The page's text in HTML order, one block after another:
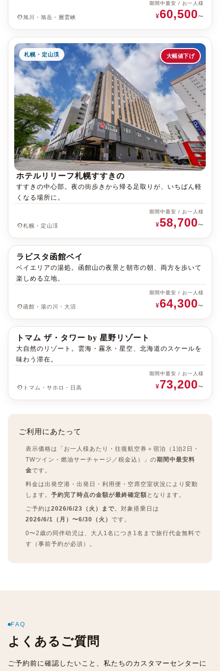
place旭川・旭岳・層雲峡
期間中最安 / お一人様
¥60,500〜
札幌・定山渓 大幅値下げ
ホテルリリーフ札幌すすきの
すすきの中心部。夜の街歩きから帰る足取りが、いちばん軽
くなる場所に。
place札幌・定山渓
期間中最安 / お一人様
¥58,700〜
[ ラビスタ函館ベイ ]
大幅値下げ
ラビスタ函館ベイ
ベイエリアの湯処。函館山の夜景と朝市の朝、両方を歩いて
楽しめる立地。
place函館・湯の川・大沼
期間中最安 / お一人様
¥64,300〜
[ トマム ザ・タワー by 星野リゾート ]
エリア最安
トマム ザ・タワー by 星野リゾート
大自然のリゾート。雲海・霧氷・星空、北海道のスケールを
味わう滞在。
place トマム・サホロ・日高
期間中最安 / お一人様
¥73,200〜
ご利用にあたって
表示価格は「お一人様あたり・往復航空券＋宿泊（1泊2日・
TWツイン・燃油サーチャージ／税金込）」の期間中最安料
金です。
料金は出発空港・出発日・利用便・空席空室状況により変動
します。予約完了時点の金額が最終確定額 となります。
ご予約は2026/6/23（火）まで。対象搭乗日は
2026/6/1（月）〜6/30（火）です。
0〜2歳の同伴幼児は、大人1名につき1名まで旅行代金無料で
す（事前予約が必須）。
FAQ
よくあるご質問
ご予約前に確認したいこと、私たちのカスタマーセンターに